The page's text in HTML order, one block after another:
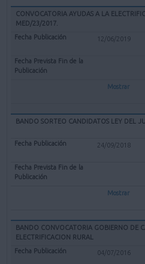
CONVOCATORIA AYUDAS A LA
MED/23/2017.
12/06/2019
Mostrar
BANDO SORTEO CANDIDATOS LEY DEL
24/09/2018
Mostrar
BANDO CONVOCATORIA GOBIERNO DE
ELECTRIFICACION RURAL
04/07/2016